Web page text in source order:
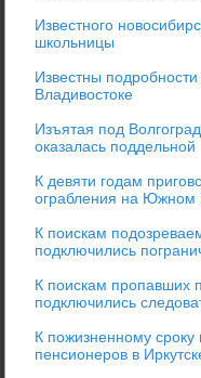
Известного
школьницы
Известны
Владивостоке
Изъятая под
оказалась поддельной
К девяти годам
ограбления на Южном
К поискам
подключились
К поискам пропавших
подключились
К пожизненному сроку
пенсионеров в